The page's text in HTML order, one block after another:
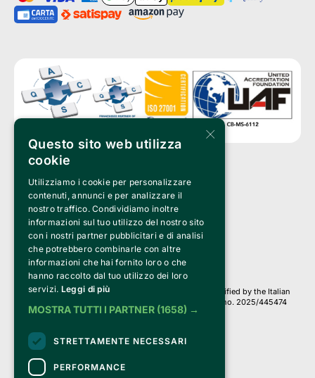
Clappit is a trademark of:
Bemils Srl
a Socio Unico
Via Fosse Ardeatine, 4 -20092 Cinisello Balsamo (MI)
PI 05589050961
Iscr. C.C.I.A.A. Milano R.E.A. 1833471
© 2010-2025 Bemils Srl - All rights reserved
Credits:
Clappit is based on the Belive 6.2 ticketing platform, certified by the Italian
Revenue Agency (Agenzia delle Entrate) under protocol no. 2025/445474
dated November 6, 2025.
they are secure and protected by an SSL certificate
with 128-bit encryption.
×
Questo sito web utilizza
cookie
Utilizziamo i cookie per personalizzare
contenuti, annunci e per analizzare il
nostro traffico. Condividiamo inoltre
informazioni sul tuo utilizzo del nostro sito
con i nostri partner pubblicitari e di analisi
che potrebbero combinarle con altre
informazioni che hai fornito loro o che
hanno raccolto dal tuo utilizzo dei loro
servizi. Leggi di più
MOSTRA TUTTI I PARTNER (1658) →
STRETTAMENTE NECESSARI
PERFORMANCE